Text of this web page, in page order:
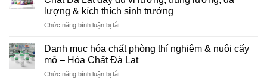
Lạt
–
Đơn
Cung
Cấp
Hóa
Chất
lượng & kích thích sinh trưởng
Chức năng bình luận bị tắtở
mục
hóa
chất
nông
Danh mục hóa chất phòng thí nghiệm & nuôi cấy
mô – Hóa Chất Đà Lạt
Chức năng bình luận bị tắtở